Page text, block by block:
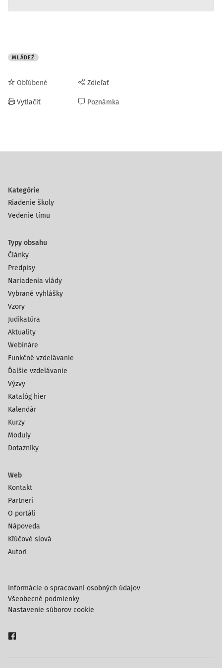
MLÁDEŽ
Obľúbené
Vytlačiť
Zdieľať
Poznámka
Kategórie
Riadenie školy
Vedenie tímu
Typy obsahu
Články
Predpisy
Nariadenia vlády
Vybrané vyhlášky
Vzory
Judikatúra
Aktuality
Webináre
Funkčné vzdelávanie
Ďalšie vzdelávanie
Výzvy
Katalóg hier
Kalendár
Kurzy
Moduly
Dotazníky
Web
Kontakt
Partneri
O portáli
Nápoveda
Kľúčové slová
Autori
Informácie o spracovaní osobných údajov
Všeobecné podmienky
Nastavenie súborov cookie